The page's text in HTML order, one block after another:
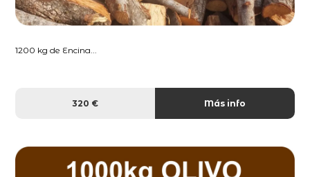
1200 kg de Encina...
320 € Más info